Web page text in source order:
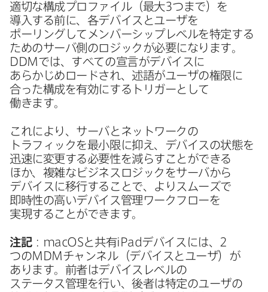
適切な​構成プロファイル​（最大3つまで）を​
導入する​前に、​各デバイスと​ユーザを​
ポーリングして​メンバーシップレベルを​特定する​
ための​サーバ側の​ロジックが​必要に​なります。
DDMでは、​すべての​宣言が​デバイスに​
あらかじめロードされ、​述語が​ユーザの​権限に​
合った​構成を​有効に​する​トリガーと​して​
働きます。
これに​より、​サーバと​ネットワークの​
トラフィックを​最小限に​抑え、​デバイスの​状態を​
迅速に​変更する​必要性を​減らすことができる​
ほか、​複雑な​ビジネスロジックを​サーバから​
デバイスに​移行する​ことで、​より​スムーズで​
即時性の​高い​デバイス管理ワークフローを​
実現する​ことができます。
注記： macOSと​共有iPadデバイスには、 2
つのMDMチャンネル​（デバイスと​ユーザ）が​
あります。​前者は​デバイスレベルの​
ステータス管理を​行い、​後者は​特定の​ユーザの​